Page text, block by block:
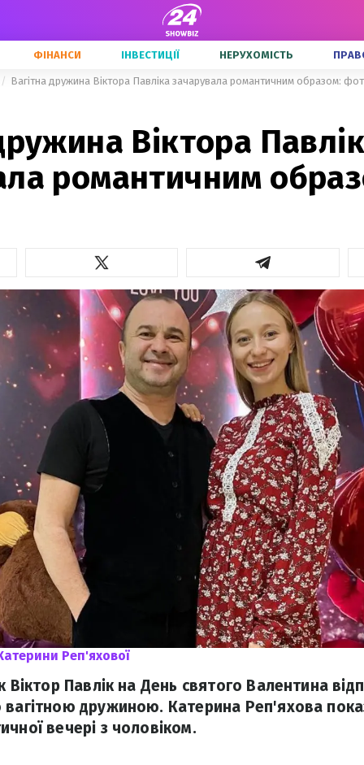
ФІНАНСИ ІНВЕСТИЦІЇ НЕРУХОМІСТЬ
Вагітна дружина Віктора Павліка зачарувала романтичним образом:
Віктора
романтичним
Реп'яхової
Віктор Павлік на День святого Валентина
дружиною. Катерина Реп'яхова
вечері з чоловіком.